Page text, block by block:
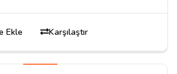
Ekle Karşılaştır